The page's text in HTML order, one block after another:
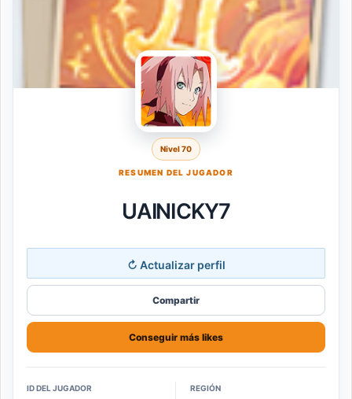
Nivel 70
RESUMEN DEL JUGADOR
UAIㅤNICKY7
↻ Actualizar perfil
Compartir
Conseguir más likes
ID DEL JUGADOR REGIÓN